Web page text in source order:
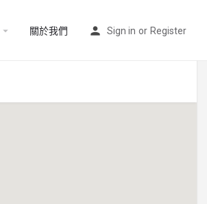
關於我們 Sign in or Register